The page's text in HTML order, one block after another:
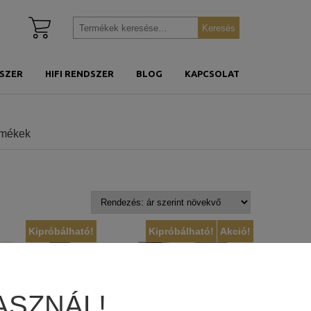
HIFI RENDSZER BLOG KAPCSOLAT
Kosár
Keresés
Keresés
Kipróbálható! Akció!
Kipróbálható!